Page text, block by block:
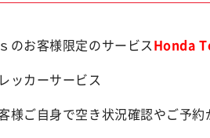
のお客様限定のサービス Honda
ッカーサービス
様ご自身で空き状況確認やご予約